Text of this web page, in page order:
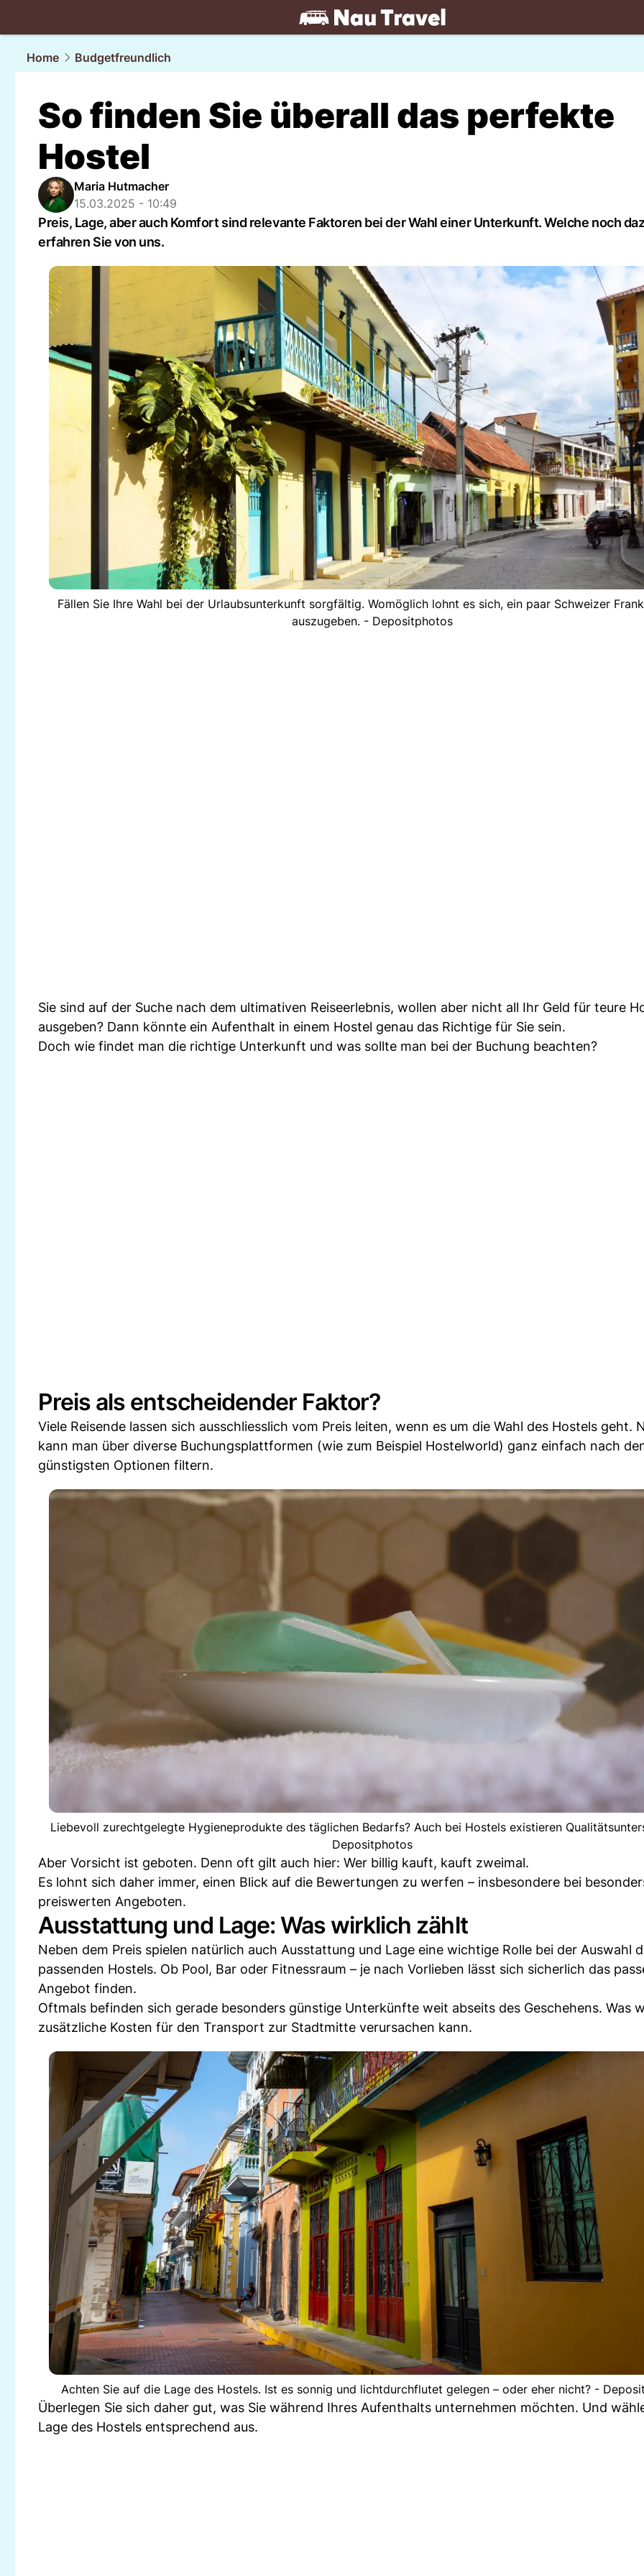
travel.NAU.ch
Home
Budgetfreundlich
So finden Sie überall das perfekte
Hostel
Maria Hutmacher
15.03.2025 - 10:49
Preis, Lage, aber auch Komfort sind relevante Faktoren bei der Wahl einer Unterkunft. Welche noch
erfahren Sie von uns.
Fällen Sie Ihre Wahl bei der Urlaubsunterkunft sorgfältig. Womöglich lohnt es sich, ein paar Schweizer
auszugeben. - Depositphotos
Sie sind auf der Suche nach dem ultimativen Reiseerlebnis, wollen aber nicht all Ihr Geld für teure
ausgeben? Dann könnte ein Aufenthalt in einem Hostel genau das Richtige für Sie sein.
Doch wie findet man die richtige Unterkunft und was sollte man bei der Buchung beachten?
Preis als entscheidender Faktor?
Viele Reisende lassen sich ausschliesslich vom Preis leiten, wenn es um die Wahl des Hostels geht.
kann man über diverse Buchungsplattformen (wie zum Beispiel Hostelworld) ganz einfach nach
günstigsten Optionen filtern.
Liebevoll zurechtgelegte Hygieneprodukte des täglichen Bedarfs? Auch bei Hostels existieren
Depositphotos
Aber Vorsicht ist geboten. Denn oft gilt auch hier: Wer billig kauft, kauft zweimal.
Es lohnt sich daher immer, einen Blick auf die Bewertungen zu werfen – insbesondere bei
preiswerten Angeboten.
Ausstattung und Lage: Was wirklich zählt
Neben dem Preis spielen natürlich auch Ausstattung und Lage eine wichtige Rolle bei der Auswahl
passenden Hostels. Ob Pool, Bar oder Fitnessraum – je nach Vorlieben lässt sich sicherlich das
Angebot finden.
Oftmals befinden sich gerade besonders günstige Unterkünfte weit abseits des Geschehens. Was
zusätzliche Kosten für den Transport zur Stadtmitte verursachen kann.
Achten Sie auf die Lage des Hostels. Ist es sonnig und lichtdurchflutet gelegen – oder eher nicht? -
Überlegen Sie sich daher gut, was Sie während Ihres Aufenthalts unternehmen möchten. Und
Lage des Hostels entsprechend aus.